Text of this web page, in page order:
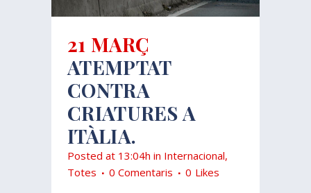
21 MARÇ
ATEMPTAT
CONTRA
CRIATURES A
ITÀLIA.
Posted at 13:04h in Internacional,
Totes
0 Comentaris 0 Likes